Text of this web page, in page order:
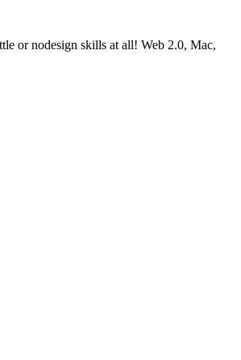
or nodesign skills at all! Web 2.0, Mac,